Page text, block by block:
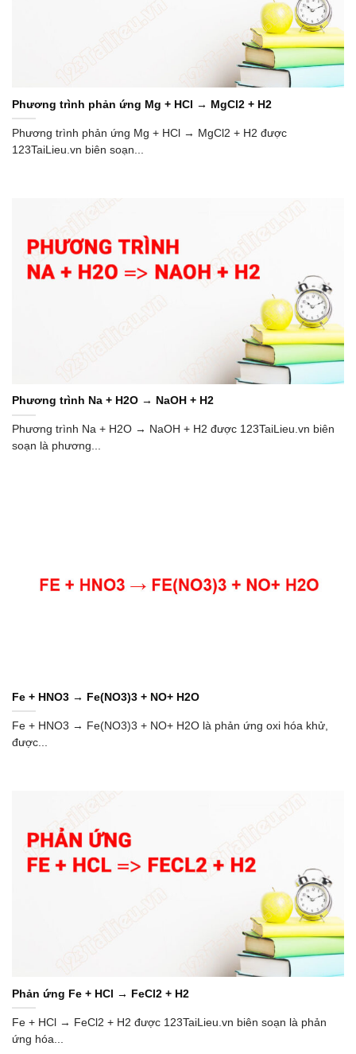
Phương trình phản ứng Mg + HCl → MgCl2 + H2
Phương trình phản ứng Mg + HCl → MgCl2 + H2 được
123TaiLieu.vn biên soạn...
Phương trình Na + H2O → NaOH + H2
Phương trình Na + H2O → NaOH + H2 được 123TaiLieu.vn biên
soạn là phương...
Fe + HNO3 → Fe(NO3)3 + NO+ H2O
Fe + HNO3 → Fe(NO3)3 + NO+ H2O là phản ứng oxi hóa khử,
được...
Phản ứng Fe + HCl → FeCl2 + H2
Fe + HCl → FeCl2 + H2 được 123TaiLieu.vn biên soạn là phản
ứng hóa...